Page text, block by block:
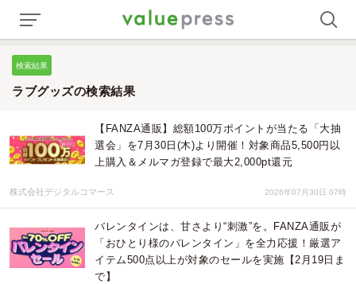
検索結果
ラブグッズの検索結果
【FANZA通販】総額100万ポイントが当たる「大抽
選会」を7月30日(木)より開催！対象商品5,500円以
上購入＆メルマガ登録で最大2,000pt還元
株式会社デジタルコマース 2026年07月30日 07時
バレンタインは、甘さより“刺激”を。FANZA通販が
「おひとり様のバレンタイン」を全力応援！厳選ア
イテム500点以上が対象のセールを実施【2月19日ま
で】